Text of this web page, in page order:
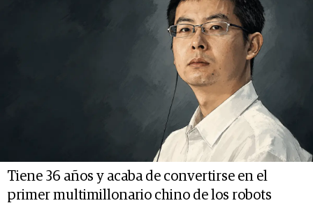
Tiene 36 años y acaba de convertirse en el
primer multimillonario chino de los robots